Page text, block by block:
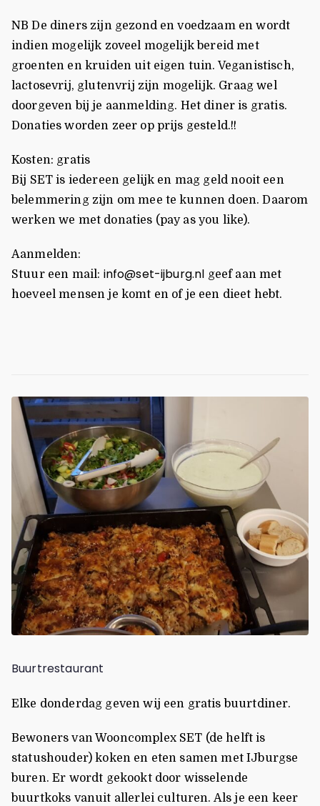
NB De diners zijn gezond en voedzaam en wordt
indien mogelijk zoveel mogelijk bereid met
groenten en kruiden uit eigen tuin. Veganistisch,
lactosevrij, glutenvrij zijn mogelijk. Graag wel
doorgeven bij je aanmelding. Het diner is gratis.
Donaties worden zeer op prijs gesteld.!!
Kosten: gratis
Bij SET is iedereen gelijk en mag geld nooit een
belemmering zijn om mee te kunnen doen. Daarom
werken we met donaties (pay as you like).
Aanmelden:
Stuur een mail: info@set-ijburg.nl geef aan met
hoeveel mensen je komt en of je een dieet hebt.
Buurtrestaurant
Elke donderdag geven wij een gratis buurtdiner.
Bewoners van Wooncomplex SET (de helft is
statushouder) koken en eten samen met IJburgse
buren. Er wordt gekookt door wisselende
buurtkoks vanuit allerlei culturen. Als je een keer